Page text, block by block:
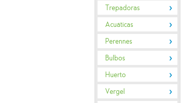
Trepadoras
Acuáticas
Perennes
Bulbos
Huerto
Vergel